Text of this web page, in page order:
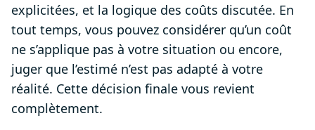
explicitées, et la logique des coûts discutée. En
tout temps, vous pouvez considérer qu’un coût
ne s’applique pas à votre situation ou encore,
juger que l’estimé n’est pas adapté à votre
réalité. Cette décision finale vous revient
complètement.